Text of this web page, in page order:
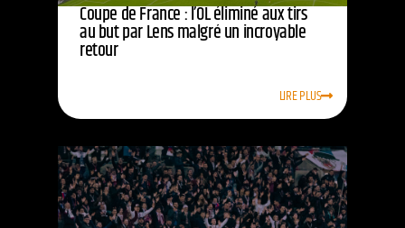
Coupe de France : l’OL éliminé aux tirs
au but par Lens malgré un incroyable
retour
LIRE PLUS